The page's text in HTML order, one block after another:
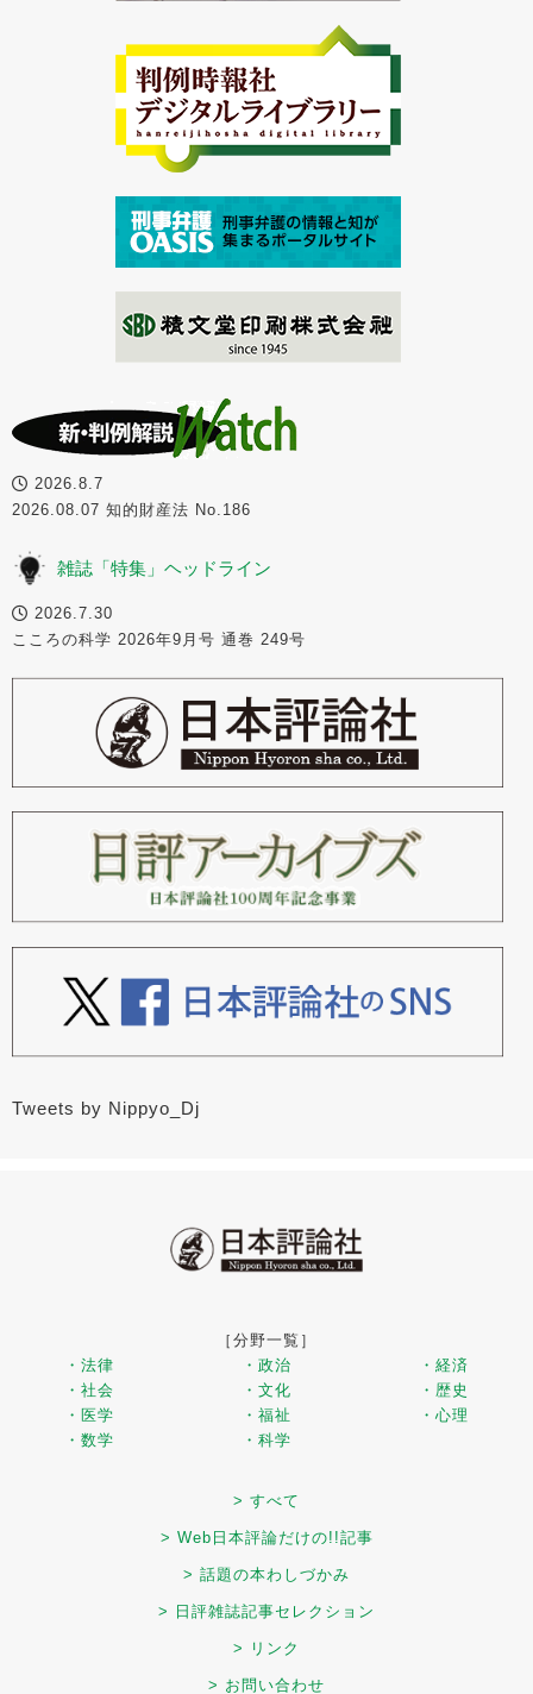
2026.8.7
2026.08.07 知的財産法 No.186
雑誌「特集」ヘッドライン
2026.7.30
こころの科学 2026年9月号 通巻 249号
Tweets by Nippyo_Dj
［分野一覧］
・法律
・政治
・経済
・社会
・文化
・歴史
・医学
・福祉
・心理
・数学
・科学
> すべて
> Web日本評論だけの!!記事
> 話題の本わしづかみ
> 日評雑誌記事セレクション
> リンク
> お問い合わせ